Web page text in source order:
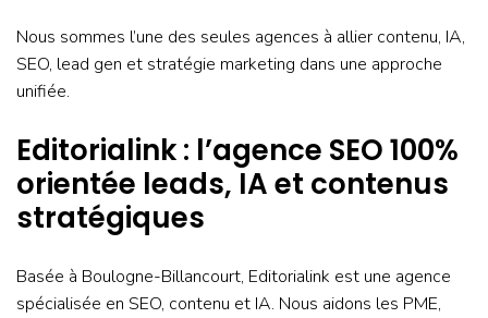
Nous sommes l’une des seules agences à allier contenu, IA,
SEO, lead gen et stratégie marketing dans une approche
unifiée.
Editorialink : l’agence SEO 100%
orientée leads, IA et contenus
stratégiques
Basée à Boulogne-Billancourt, Editorialink est une agence
spécialisée en SEO, contenu et IA. Nous aidons les PME,